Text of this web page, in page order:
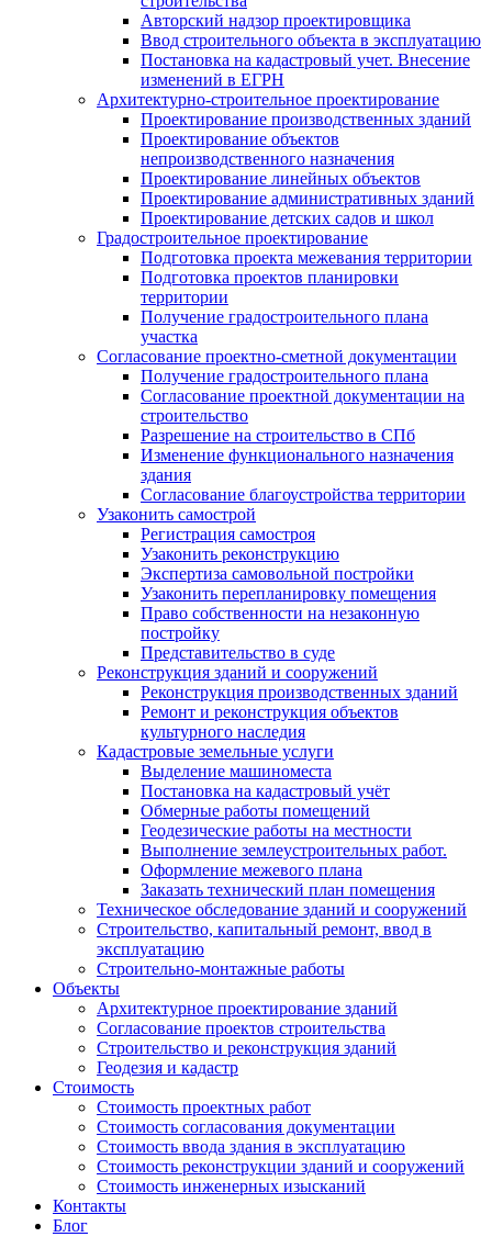
Авторский надзор проектировщика
Ввод строительного объекта в эксплуатацию
Постановка на кадастровый учет. Внесение
изменений в ЕГРН
Архитектурно-строительное проектирование
Проектирование производственных зданий
Проектирование объектов
непроизводственного назначения
Проектирование линейных объектов
Проектирование административных зданий
Проектирование детских садов и школ
Градостроительное проектирование
Подготовка проекта межевания территории
Подготовка проектов планировки
территории
Получение градостроительного плана
участка
Согласование проектно-сметной документации
Получение градостроительного плана
Согласование проектной документации на
строительство
Разрешение на строительство в СПб
Изменение функционального назначения
здания
Согласование благоустройства территории
Узаконить самострой
Регистрация самостроя
Узаконить реконструкцию
Экспертиза самовольной постройки
Узаконить перепланировку помещения
Право собственности на незаконную
постройку
Представительство в суде
Реконструкция зданий и сооружений
Реконструкция производственных зданий
Ремонт и реконструкция объектов
культурного наследия
Кадастровые земельные услуги
Выделение машиноместа
Постановка на кадастровый учёт
Обмерные работы помещений
Геодезические работы на местности
Выполнение землеустроительных работ.
Оформление межевого плана
Заказать технический план помещения
Техническое обследование зданий и сооружений
Строительство, капитальный ремонт, ввод в
эксплуатацию
Строительно-монтажные работы
Объекты
Архитектурное проектирование зданий
Согласование проектов строительства
Строительство и реконструкция зданий
Геодезия и кадастр
Стоимость
Стоимость проектных работ
Стоимость согласования документации
Стоимость ввода здания в эксплуатацию
Стоимость реконструкции зданий и сооружений
Стоимость инженерных изысканий
Контакты
Блог